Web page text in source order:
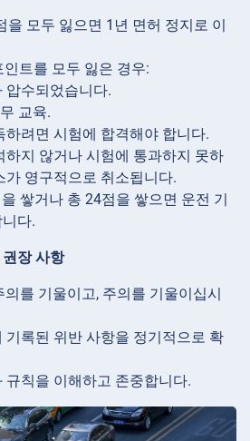
을 모두 잃으면 1년 면허 정지로 이
트를 모두 잃은 경우:
압수되었습니다.
교육.
하려면 시험에 합격해야 합니다.
하지 않거나 시험에 통과하지 못하
가 영구적으로 취소됩니다.
쌓거나 총 24점을 쌓으면 운전 기
다.
장 사항
의를 기울이고, 주의를 기울이십시
기록된 위반 사항을 정기적으로 확
규칙을 이해하고 존중합니다.